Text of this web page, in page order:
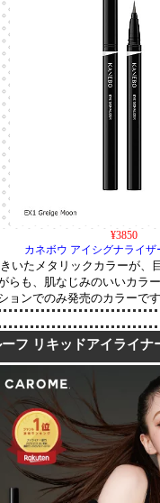
¥3850
カネボウ アイシグナライザ
いたメタリックカラーが、
らも、肌なじみのいいカラ
ンでのみ発売のカラーです
フ リキッドアイライナ